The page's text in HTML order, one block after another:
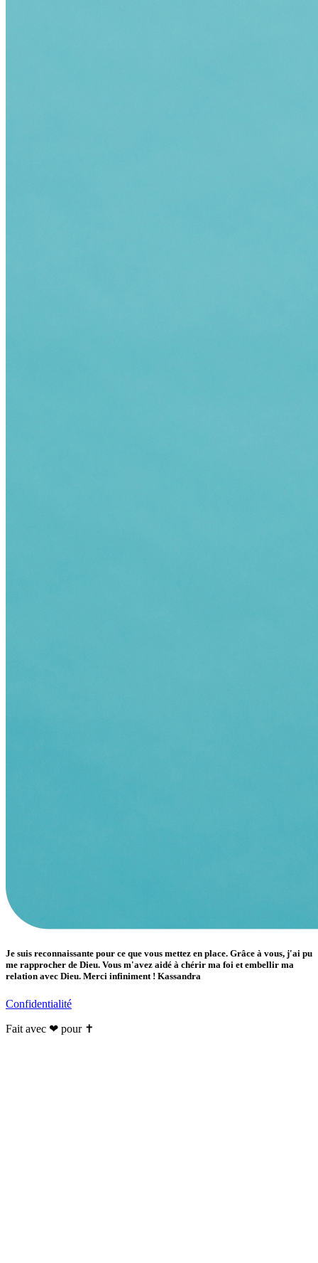
Je suis reconnaissante pour ce que vous mettez en place. Grâce à vous, j'ai pu
me rapprocher de Dieu. Vous m'avez aidé à chérir ma foi et embellir ma
relation avec Dieu. Merci infiniment ! Kassandra
Confidentialité
Fait avec ❤ pour ✝️️